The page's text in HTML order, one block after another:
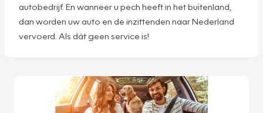
autobedrijf. En wanneer u pech heeft in het buitenland,
dan worden uw auto en de inzittenden naar Nederland
vervoerd. Als dát geen service is!